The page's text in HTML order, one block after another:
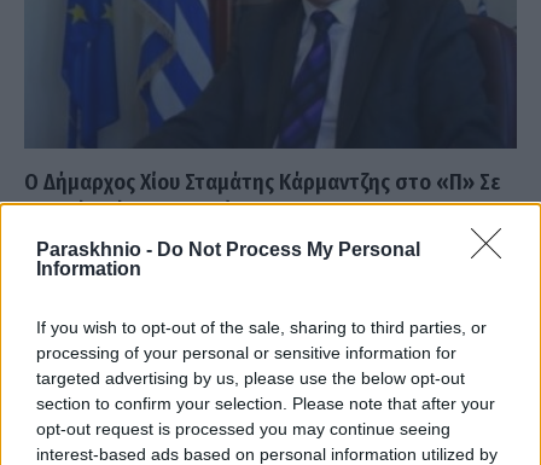
Paraskhnio - Do Not Process My Personal
Information
If you wish to opt-out of the sale, sharing to third parties, or
processing of your personal or sensitive information for
targeted advertising by us, please use the below opt-out
section to confirm your selection. Please note that after your
opt-out request is processed you may continue seeing
interest-based ads based on personal information utilized by
Ο Δήμαρχος Χίου Σταμάτης Κάρμαντζης στο «Π» Σε
τροχιά ανάπτυξης η Χίος
ΑΝΑΡΤΗΘΗΚΕ ΑΠΟGMYLONAS 22 ΝΟΕΜΒΡΊΟΥ 2021
προκειμένου να ολοκληρώσουμε το όραμά μας», ξεκαθαρίζει,
μιλώντας στο «Π», ο δήμαρχος…